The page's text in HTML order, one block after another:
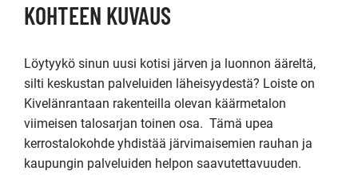
KOHTEEN KUVAUS
Löytyykö sinun uusi kotisi järven ja luonnon ääreltä,
silti keskustan palveluiden läheisyydestä? Loiste on
Kivelänrantaan rakenteilla olevan käärmetalon
viimeisen talosarjan toinen osa.  Tämä upea
kerrostalokohde yhdistää järvimaisemien rauhan ja
kaupungin palveluiden helpon saavutettavuuden.